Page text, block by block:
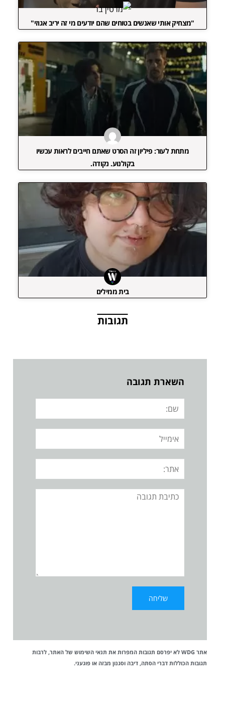
"מצחיק אותי שאנשים בטוחים שהם יודעים מי זה יריב אגוזי"
מתחת לעור: פיליון זה הסרט שאתם חייבים לראות עכשיו
בקולנוע. נקודה.
בית ממילים
תגובות
השארת תגובה
שם:
אימייל
אתר:
תגובה
אתר WDG לא יפרסם תגובות המפרות את תנאי השימוש של האתר, לרבות
תגובות הכוללות דברי הסתה, דיבה וסגנון מבזה או פוגעני.